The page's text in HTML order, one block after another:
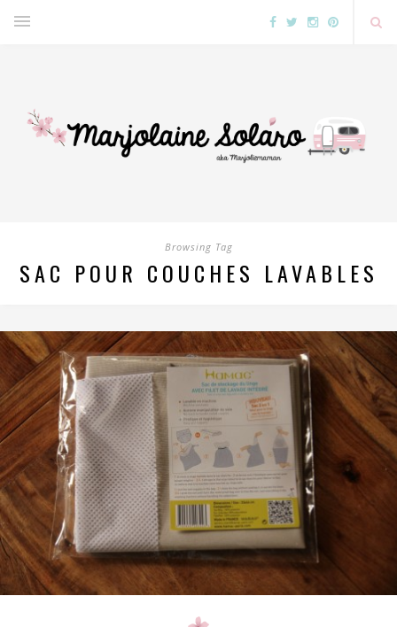
Browsing Tag
SAC POUR COUCHES LAVABLES